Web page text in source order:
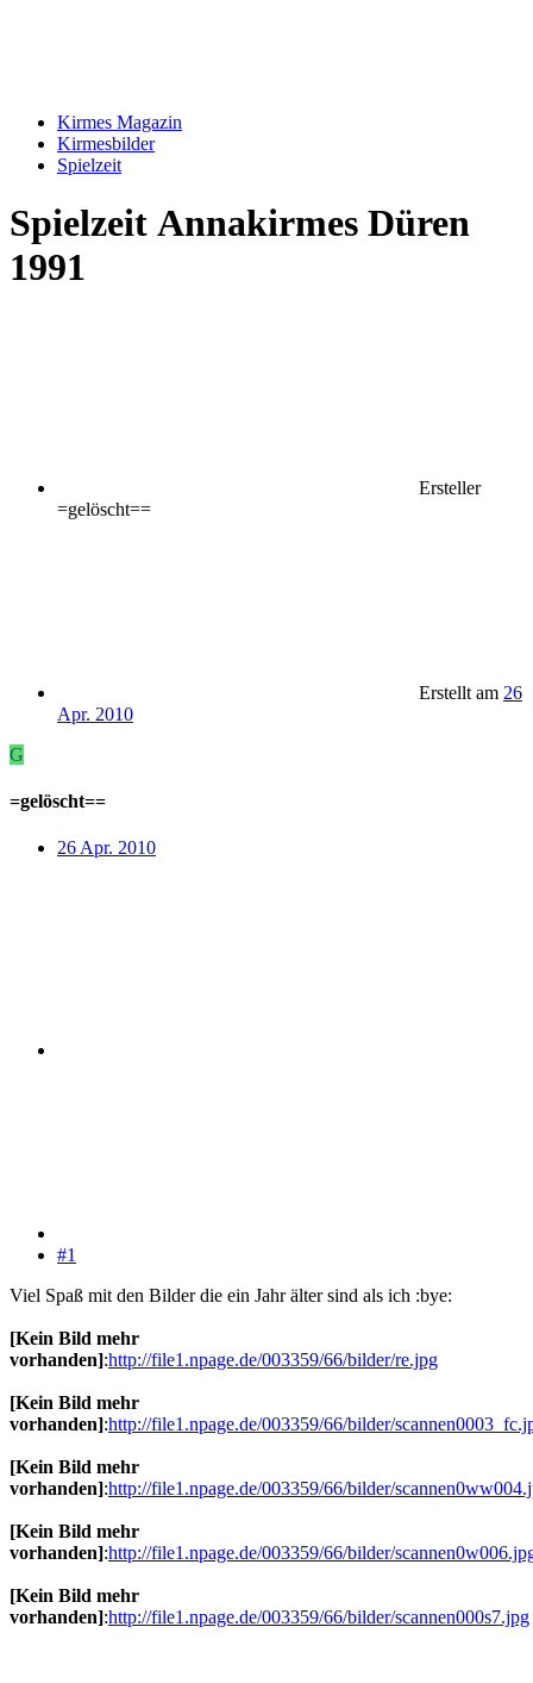
Kirmes Magazin
Kirmesbilder
Spielzeit
Spielzeit Annakirmes Düren
1991
Ersteller
=gelöscht==
Erstellt am 26
Apr. 2010
G
=gelöscht==
26 Apr. 2010
#1
Viel Spaß mit den Bilder die ein Jahr älter sind als ich :bye:
[Kein Bild mehr
vorhanden]:http://file1.npage.de/003359/66/bilder/re.jpg
[Kein Bild mehr
vorhanden]:http://file1.npage.de/003359/66/bilder/
[Kein Bild mehr
vorhanden]:http://file1.npage.de/003359/66/bilder/
[Kein Bild mehr
vorhanden]:http://file1.npage.de/003359/66/bilder/
[Kein Bild mehr
vorhanden]:http://file1.npage.de/003359/66/bilder/scannen000s7.jpg